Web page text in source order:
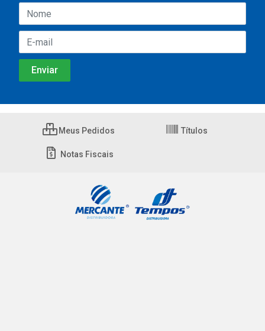
Meus Pedidos Títulos
Notas Fiscais